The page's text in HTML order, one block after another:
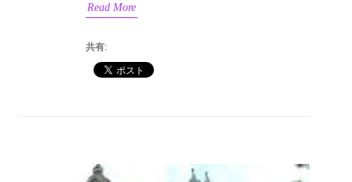
Read More
共有: